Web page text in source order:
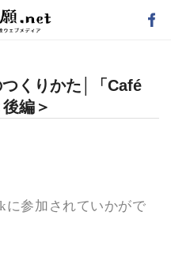
くりかた│「Café
編＞
参加されていかがで